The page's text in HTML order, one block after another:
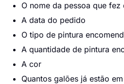
O nome da pessoa que fez
A data do pedido
O tipo de pintura
A quantidade de pintura
A cor
Quantos galões já estão